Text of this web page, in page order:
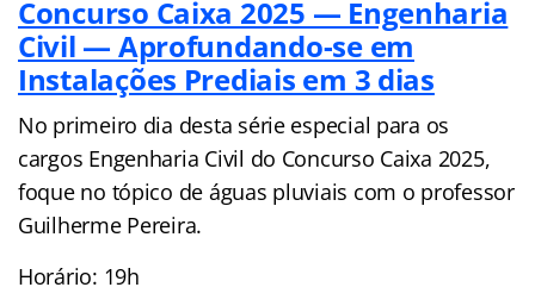
Concurso Caixa 2025 — Engenharia
Civil — Aprofundando-se em
Instalações Prediais em 3 dias
No primeiro dia desta série especial para os
cargos Engenharia Civil do Concurso Caixa 2025,
foque no tópico de águas pluviais com o professor
Guilherme Pereira.
Horário: 19h